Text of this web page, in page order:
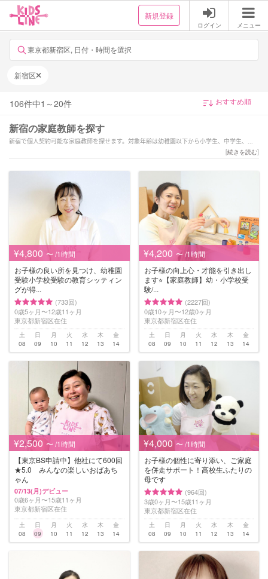
新規登録
ログイン メニュー
東京都新宿区, 日付・時間を選択
新宿区
106件中1 ～20件
新宿の家庭教師を探す
新宿で個人契約可能な家庭教師を探せます。対象年齢は幼稚園以下から小学生、中学生、高
校生まで対応。受験対策可能な家庭教師も選べます。幅広い教科からお子様にあった家庭教
[続きを読む]
¥4,800 〜 /1時間
お子様の良い所を見つけ、幼稚園
受験小学校受験の教育シッティン
グが得...
(733回)
0歳5ヶ月〜12歳11ヶ月
東京都新宿区在住
土
08
日
09
月
10
火
11
水
12
木
13
金
14
¥4,200 〜 /1時間
お子様の向上心・才能を引き出し
ます⭐︎【家庭教師】幼・小学校受
験/...
(2227回)
0歳10ヶ月〜12歳0ヶ月
東京都新宿区在住
土
08
日
09
月
10
火
11
水
12
木
13
金
14
¥2,500 〜 /1時間
【東京BS申請中】他社にて600回
★5.0 みんなの楽しいおばあち
ゃん
07/13(月)デビュー
0歳6ヶ月〜15歳11ヶ月
東京都新宿区在住
土
08
日
09
月
10
火
11
水
12
木
13
金
14
¥4,000 〜 /1時間
お子様の個性に寄り添い、ご家庭
を併走サポート！高校生ふたりの
母です
(964回)
3歳0ヶ月〜15歳11ヶ月
東京都新宿区在住
土
08
日
09
月
10
火
11
水
12
木
13
金
14